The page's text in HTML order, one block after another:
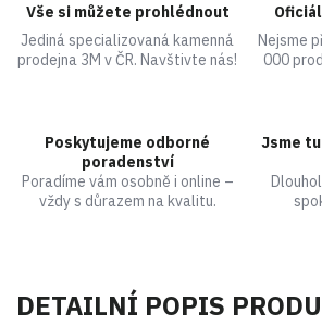
Vše si můžete prohlédnout
Jediná specializovaná kamenná
prodejna 3M v ČR. Navštivte nás!
Nejsme
000
Poskytujeme odborné
poradenství
Poradíme vám osobně i online –
vždy s důrazem na kvalitu.
Jsme
DETAILNÍ POPIS